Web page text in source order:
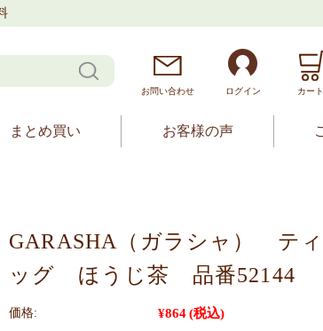
お問い合わせ ログイン カート
まとめ買い お客様の声
GARASHA（ガラシャ） テ
ッグ ほうじ茶 品番52144
価格: ¥864(税込)